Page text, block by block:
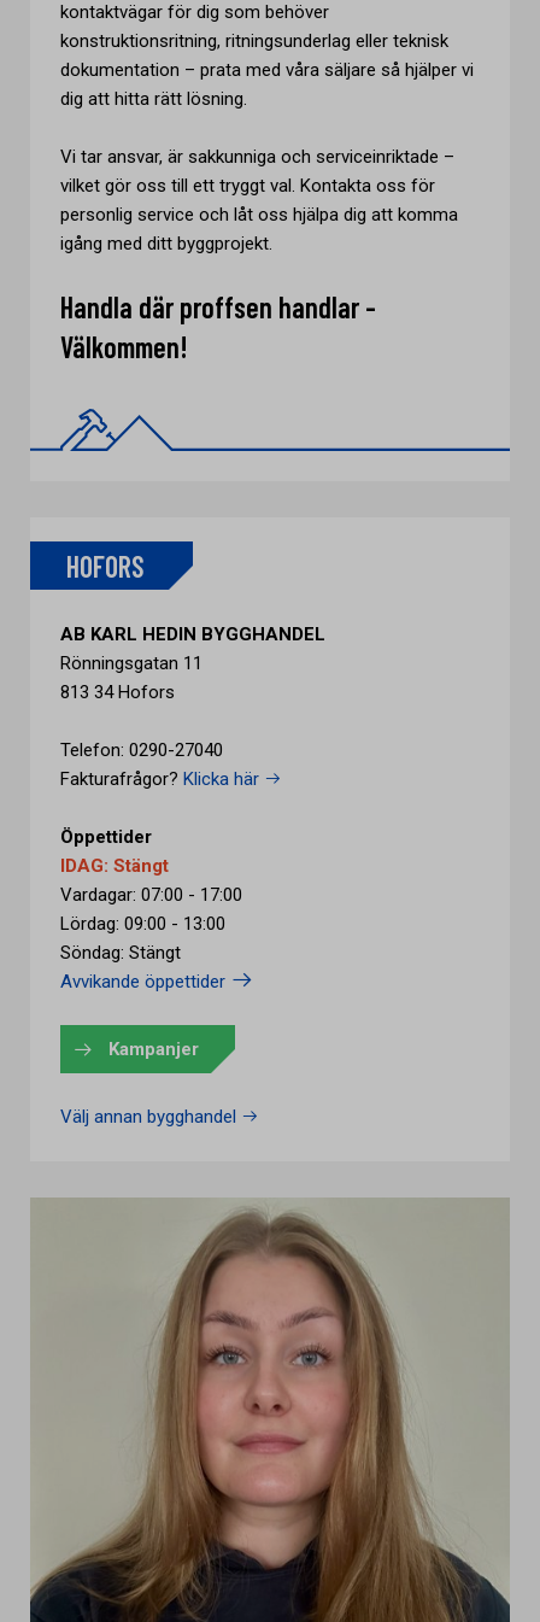
kontaktvägar för dig som behöver
konstruktionsritning, ritningsunderlag eller teknisk
dokumentation – prata med våra säljare så hjälper vi
dig att hitta rätt lösning.
Vi tar ansvar, är sakkunniga och serviceinriktade –
vilket gör oss till ett tryggt val. Kontakta oss för
personlig service och låt oss hjälpa dig att komma
igång med ditt byggprojekt.
Handla där proffsen handlar -
Välkommen!
HOFORS
AB KARL HEDIN BYGGHANDEL
Rönningsgatan 11
813 34 Hofors
Telefon: 0290-27040
Fakturafrågor? Klicka här
Öppettider
IDAG: Stängt
Vardagar: 07:00 - 17:00
Lördag: 09:00 - 13:00
Söndag: Stängt
Avvikande öppettider
Kampanjer
Välj annan bygghandel